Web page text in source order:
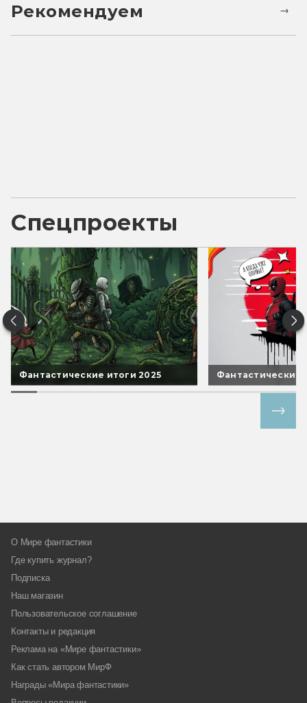
Рекомендуем
Спецпроекты
Фантастические итоги 2025 Фантастические
О Мире фантастики
Где купить журнал?
Подписка
Наш магазин
Пользовательское соглашение
Контакты и редакция
Реклама на «Мире фантастики»
Как стать автором МирФ
Награды «Мира фантастики»